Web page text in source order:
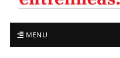
MENU